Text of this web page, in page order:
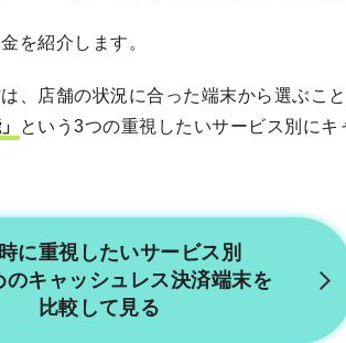
を紹介します。
、店舗の状況に合った端末から選ぶこ
という3つの重視したいサービス別に
に重視したいサービス別
のキャッシュレス決済端末を
比較して見る